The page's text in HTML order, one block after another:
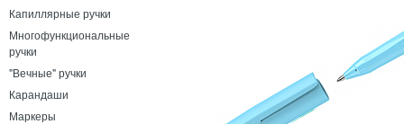
Капиллярные ручки
Многофункциональные
ручки
"Вечные" ручки
Карандаши
Маркеры